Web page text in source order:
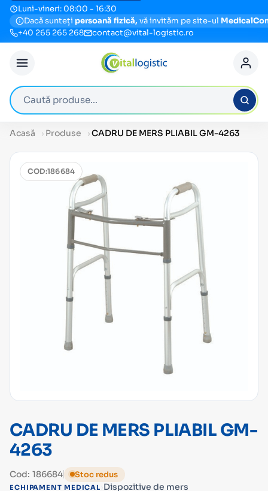
Luni-vineri: 08:00 - 16:30
Dacă sunteți persoană fizică, vă invităm pe site-ul
+40 265 265 268
contact@vital-logistic.ro
Caută produse
Acasă Produse CADRU DE MERS PLIABIL GM-4263
COD:186684
CADRU DE MERS PLIABIL GM-
4263
Cod: 186684 Stoc redus
ECHIPAMENT MEDICAL Dispozitive de mers